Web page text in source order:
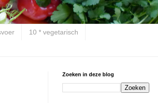
10 * vegetarisch
Zoeken in deze blog